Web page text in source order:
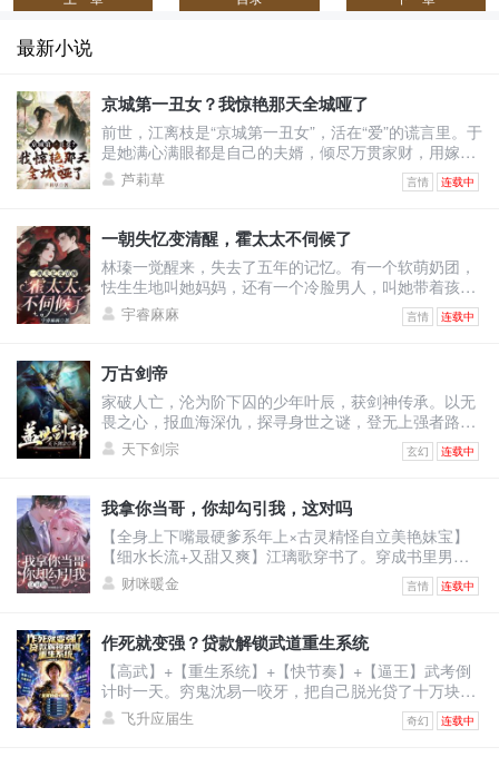
最新小说
京城第一丑女？我惊艳那天全城哑了
前世，江离枝是“京城第一丑女”，活在“爱”的谎言里。于
是她满心满眼都是自己的夫婿，倾尽万贯家财，用嫁妆
填补将军府。可换来的却是——他与绿茶表妹沆瀣一
气，甚至让她怀上侍卫的野种，最终被渣男一剑穿胸，
决心要让这群人血债血偿！渣男想吃绝户，与表妹双宿
双飞？她直接退婚撤资，让将军府只剩一具空壳！白莲
花想装柔弱博同情？她反手几巴掌，当众撕烂表妹虚伪
的脸皮！全城
芦莉草 言情 连载中
一朝失忆变清醒，霍太太不伺候了
林瑧一觉醒来，失去了五年的记忆。有一个软萌奶团，
怯生生地叫她妈妈，还有一个冷脸男人，叫她带着孩子
去给继妹输血。原来她和自己继妹的未婚夫领了证，他
以婚姻为筹码让她签了厚厚的不平等条约！林瑧直接掀
分一半，至于你，喂狗！”她不知道婚后的自己怎么成为
舔狗的，还被人当成草包嘲笑。五年里她拼命讨好老
公，甚至讨好老公白月光弟媳温栩，挣钱给她只求她离
开自己老公。她
宇睿麻麻 言情 连载中
万古剑帝
家破人亡，沦为阶下囚的少年叶辰，获剑神传承。以无
畏之心，报血海深仇，探寻身世之谜，登无上强者路！
修剑道，凝天印，灵武合一，无敌诸天！恢宏大世谁主
沉浮？我有一剑可断万古！
天下剑宗 玄幻 连载中
我拿你当哥，你却勾引我，这对吗
【全身上下嘴最硬爹系年上×古灵精怪自立美艳妹宝】
【细水长流+又甜又爽】江璃歌穿书了。穿成书里男主
的恶毒前女友，死得很惨的恶毒女配。男主季司夜是顶
级豪门继承人，遭仇家暗算坠海失忆，被江父救下。江
日，季家人携他青梅竹马的正牌未婚妻，也就是书中真
女主赶来。记忆虽未恢复，可刻入骨髓的本能却让他喊
出一声缱绻的：“浅浅......”原主当即崩溃冲上天台，要自
杀。江
财咪暖金 言情 连载中
作死就变强？贷款解锁武道重生系统
【高武】+【重生系统】+【快节奏】+【逼王】武考倒
计时一天。穷鬼沈易一咬牙，把自己脱光贷了十万块激
活系统。系统奖励：止疼片一枚。沈易：？？？下一
秒，他被同学富二代撞飞。【叮！宿主已死亡！】【恭
飞升应届生 奇幻 连载中